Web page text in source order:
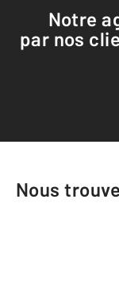
Notre
par nos
Nous